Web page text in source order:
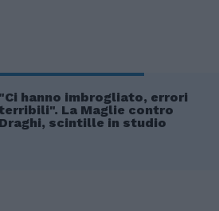
"Ci hanno imbrogliato, errori
La Maglie contro
Draghi, scintille in studio